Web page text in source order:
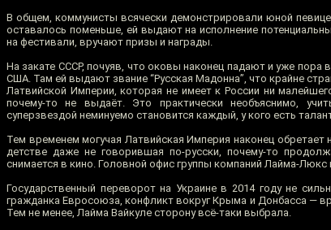
В общем, коммунисты всячески демонстрировали юной
оставалось поменьше, ей выдают на исполнение
на фестивали, вручают призы и награды.
На закате СССР, почуяв, что оковы наконец падают и уже
США. Там ей выдают звание “Русская Мадонна”, что крайне
Латвийской Империи, которая не имеет к России ни
почему-то не выдаёт. Это практически необъяснимо,
суперзвездой неминуемо становится каждый, у кого есть
Тем временем могучая Латвийская Империя наконец
детстве даже не говорившая по-русски, почему-то
снимается в кино. Головной офис группы компаний Лайма-
Государственный переворот на Украине в 2014 году не
гражданка Евросоюза, конфликт вокруг Крыма и Донбасса —
Тем не менее, Лайма Вайкуле сторону всё-таки выбрала.